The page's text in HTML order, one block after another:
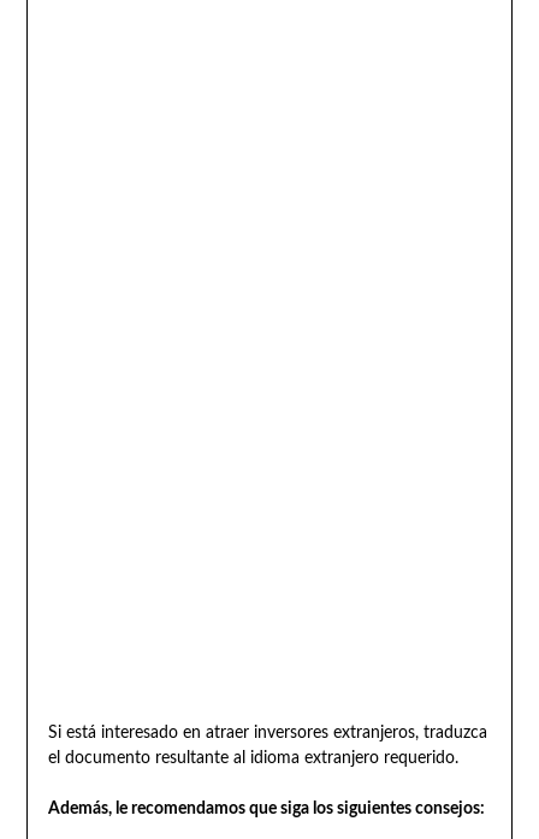
Si está interesado en atraer inversores extranjeros, traduzca
el documento resultante al idioma extranjero requerido.
Además, le recomendamos que siga los siguientes consejos: